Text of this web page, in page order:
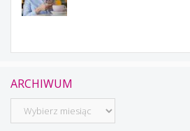
ARCHIWUM
Archiwum